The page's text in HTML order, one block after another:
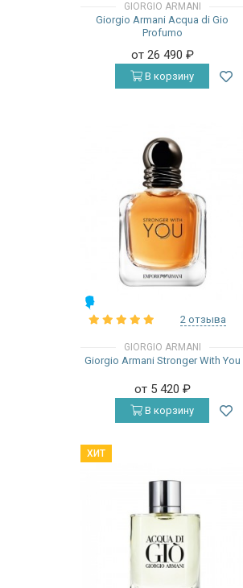
GIORGIO ARMANI
Giorgio Armani Acqua di Gio
Profumo
от 26 490 ₽
В корзину
2 отзыва
GIORGIO ARMANI
Giorgio Armani Stronger With You
от 5 420 ₽
В корзину
ХИТ